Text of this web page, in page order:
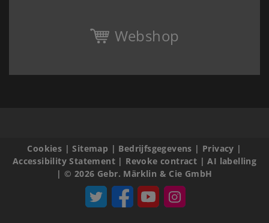
Webshop
Cookies |Sitemap | Bedrijfsgegevens | Privacy |
Accessibility Statement| Revoke contract |AI labelling
|© 2026 Gebr. Märklin & Cie GmbH